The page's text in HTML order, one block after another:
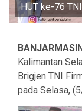
HUT ke-76
BANJARMASIN
Kalimantan
Brigjen TNI
pada Selasa,